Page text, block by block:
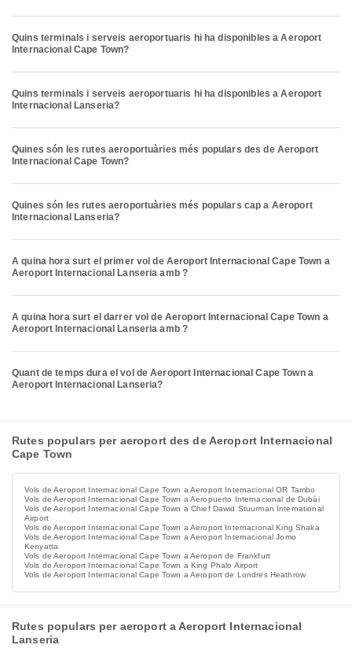
Quins terminals i serveis aeroportuaris hi ha disponibles a Aeroport
Internacional Cape Town?
Quins terminals i serveis aeroportuaris hi ha disponibles a Aeroport
Internacional Lanseria?
Quines són les rutes aeroportuàries més populars des de Aeroport
Internacional Cape Town?
Quines són les rutes aeroportuàries més populars cap a Aeroport
Internacional Lanseria?
A quina hora surt el primer vol de Aeroport Internacional Cape Town a
Aeroport Internacional Lanseria amb ?
A quina hora surt el darrer vol de Aeroport Internacional Cape Town a
Aeroport Internacional Lanseria amb ?
Quant de temps dura el vol de Aeroport Internacional Cape Town a
Aeroport Internacional Lanseria?
Rutes populars per aeroport des de Aeroport Internacional
Cape Town
Vols de Aeroport Internacional Cape Town a Aeroport Internacional OR Tambo
Vols de Aeroport Internacional Cape Town a Aeropuerto Internacional de Dubái
Vols de Aeroport Internacional Cape Town a Chief Dawid Stuurman International
Airport
Vols de Aeroport Internacional Cape Town a Aeroport Internacional King Shaka
Vols de Aeroport Internacional Cape Town a Aeroport Internacional Jomo
Kenyatta
Vols de Aeroport Internacional Cape Town a Aeroport de Frankfurt
Vols de Aeroport Internacional Cape Town a King Phalo Airport
Vols de Aeroport Internacional Cape Town a Aeroport de Londres Heathrow
Rutes populars per aeroport a Aeroport Internacional
Lanseria